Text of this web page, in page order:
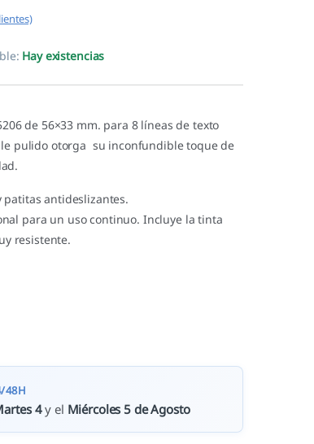
Hay existencias
de 56×33 mm. para 8 líneas de texto
pulido otorga su inconfundible toque de
patitas antideslizantes.
para un uso continuo. Incluye la tinta
resistente.
48H
4y el Miércoles 5 de Agosto